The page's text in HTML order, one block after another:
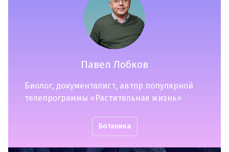
Павел Лобков
Биолог, документалист, автор популярной
телепрограммы «Растительная жизнь»
Ботаника